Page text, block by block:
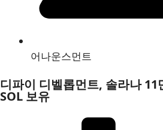
어나운스먼트
디파이 디벨롭먼트, 솔라나
SOL 보유